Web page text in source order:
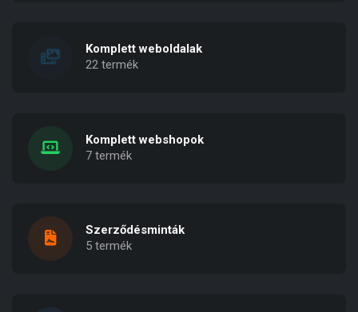
Komplett weboldalak
22 termék
Komplett webshopok
7 termék
Szerződésminták
5 termék